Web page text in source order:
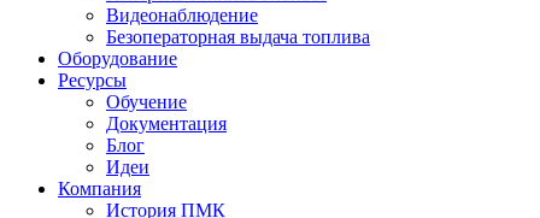
Видеонаблюдение
Безоператорная выдача топлива
Оборудование
Ресурсы
Обучение
Документация
Блог
Идеи
Компания
История ПМК